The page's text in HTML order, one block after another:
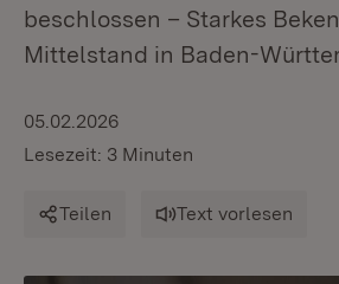
beschlossen – Starkes
Mittelstand in Baden-
05.02.2026
Lesezeit: 3 Minuten
Teilen Text vorlesen